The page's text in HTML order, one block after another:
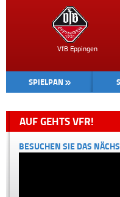
VfB
SPIELPAN
AUF GEHTS VFR!
BESUCHEN SIE DAS